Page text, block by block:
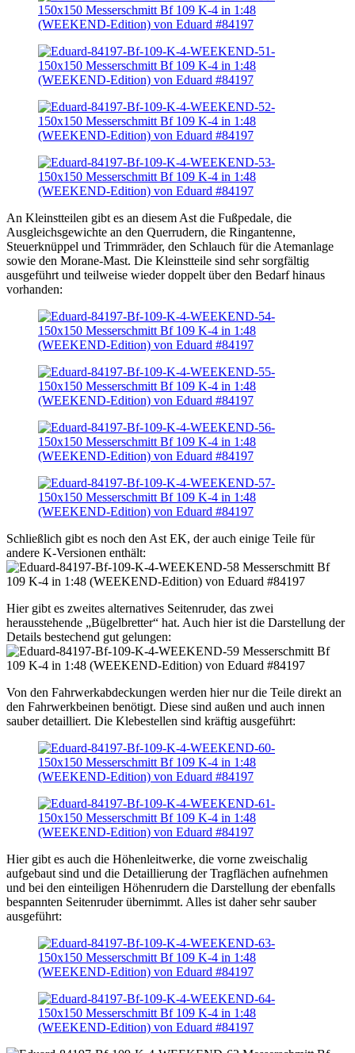
An Kleinstteilen gibt es an diesem Ast die Fußpedale, die
Ausgleichsgewichte an den Querrudern, die Ringantenne,
Steuerknüppel und Trimmräder, den Schlauch für die Atemanlage
sowie den Morane-Mast. Die Kleinstteile sind sehr sorgfältig
ausgeführt und teilweise wieder doppelt über den Bedarf hinaus
vorhanden:
Schließlich gibt es noch den Ast EK, der auch einige Teile für
andere K-Versionen enthält:
Hier gibt es zweites alternatives Seitenruder, das zwei
herausstehende „Bügelbretter“ hat. Auch hier ist die Darstellung der
Details bestechend gut gelungen:
Von den Fahrwerkabdeckungen werden hier nur die Teile direkt an
den Fahrwerkbeinen benötigt. Diese sind außen und auch innen
sauber detailliert. Die Klebestellen sind kräftig ausgeführt:
Hier gibt es auch die Höhenleitwerke, die vorne zweischalig
aufgebaut sind und die Detaillierung der Tragflächen aufnehmen
und bei den einteiligen Höhenrudern die Darstellung der ebenfalls
bespannten Seitenruder übernimmt. Alles ist daher sehr sauber
ausgeführt: